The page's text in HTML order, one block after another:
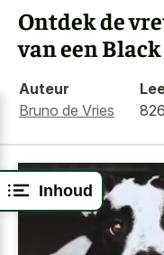
Inhoud
Ontdek de
van een
Auteur
Bruno de Vries
826